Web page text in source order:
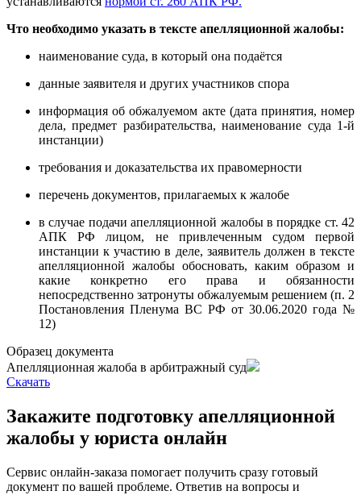
Что необходимо указать в тексте апелляционной жалобы:
наименование суда, в который она подаётся
данные заявителя и других участников спора
информация об обжалуемом акте (дата принятия, номер
дела, предмет разбирательства, наименование суда 1-й
инстанции)
требования и доказательства их правомерности
перечень документов, прилагаемых к жалобе
в случае подачи апелляционной жалобы в порядке ст. 42
АПК РФ лицом, не привлеченным судом первой
инстанции к участию в деле, заявитель должен в тексте
апелляционной жалобы обосновать, каким образом и
какие конкретно его права и обязанности
непосредственно затронуты обжалуемым решением (п. 2
Постановления Пленума ВС РФ от 30.06.2020 года №
12)
Образец документа
Апелляционная жалоба в арбитражный суд
Cкачать
Закажите подготовку апелляционной
жалобы у юриста онлайн
Сервис онлайн-заказа помогает получить сразу готовый
документ по вашей проблеме. Ответив на вопросы и